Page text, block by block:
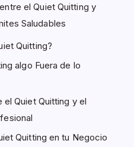
el Quiet Quitting y
Saludables
Quitting?
algo Fuera de lo
el Quiet Quitting y el
Quitting en tu Negocio